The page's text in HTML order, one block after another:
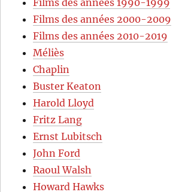
Films des années 2000-2009
Films des années 2010-2019
Méliès
Chaplin
Buster Keaton
Harold Lloyd
Fritz Lang
Ernst Lubitsch
John Ford
Raoul Walsh
Howard Hawks